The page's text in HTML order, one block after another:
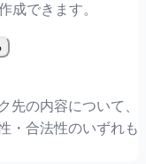
成できます。
先の内容について、
・合法性のいずれも